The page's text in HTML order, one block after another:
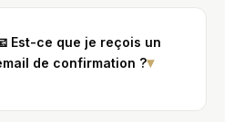
2026
Est-ce que je reçois un
de confirmation ?▾